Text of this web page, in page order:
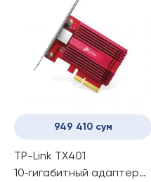
949 410 сум
TP-Link TX401
10‑гигабитный адаптер